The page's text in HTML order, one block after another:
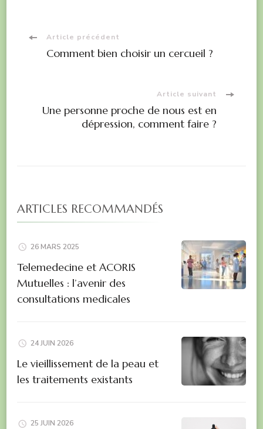
soins
dentaires
Navigation
Article précédent
Comment bien choisir un cercueil ?
Article suivant
Une personne proche de nous est en
dépression, comment faire ?
ARTICLES RECOMMANDÉS
26 MARS 2025
Telemedecine et ACORIS
Mutuelles : l’avenir des
consultations medicales
24 JUIN 2026
Le vieillissement de la peau et
les traitements existants
25 JUIN 2026